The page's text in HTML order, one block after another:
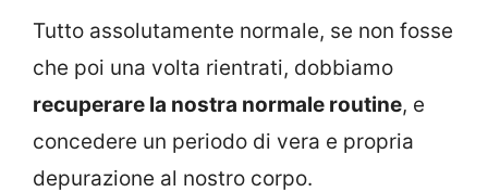
Tutto assolutamente normale, se non fosse
che poi una volta rientrati, dobbiamo
recuperare la nostra normale routine, e
concedere un periodo di vera e propria
depurazione al nostro corpo.